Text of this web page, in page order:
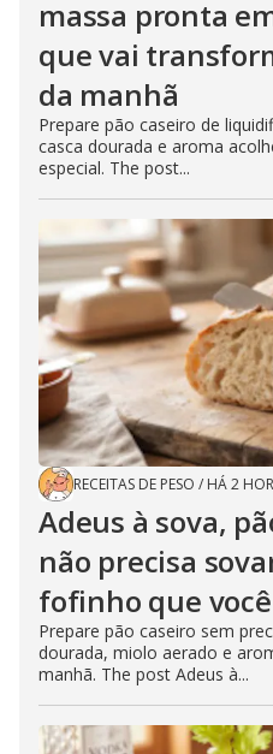
massa pronta
que vai
da manhã
Prepare pão caseiro de
casca dourada e aroma
especial. The post...
RECEITAS DE PESO / HÁ 2
Adeus à sova,
não precisa
fofinho que
Prepare pão caseiro sem
dourada, miolo aerado e
manhã. The post Adeus à...